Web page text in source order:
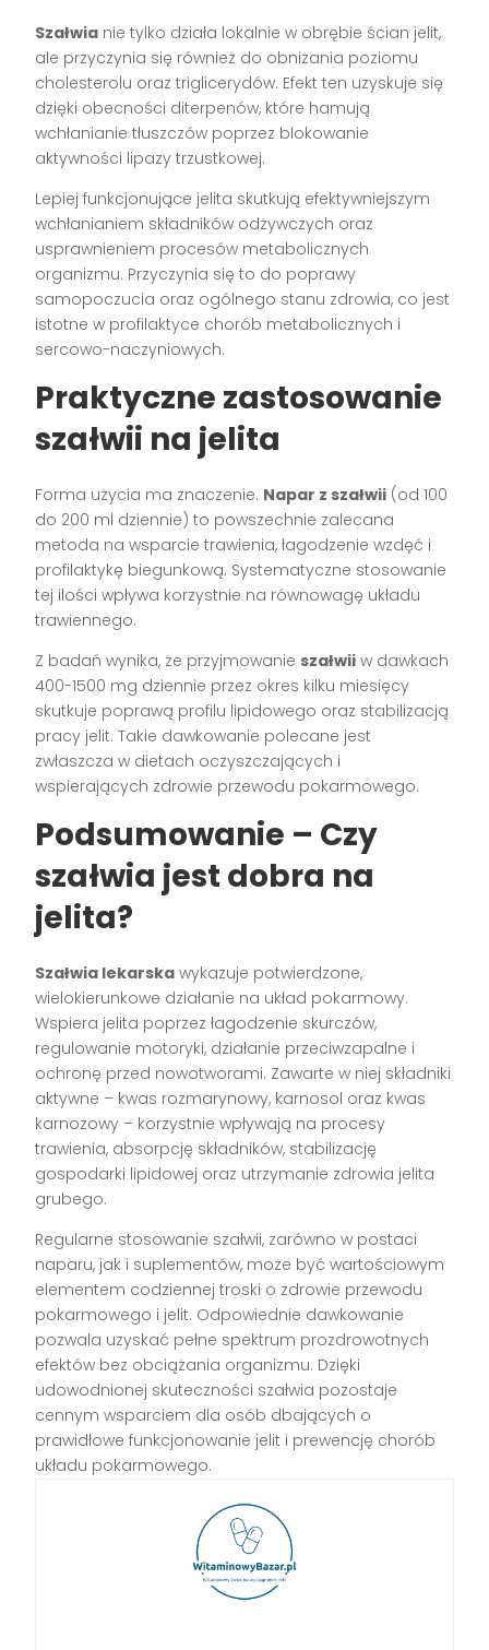
Szałwia nie tylko działa lokalnie w obrębie ścian jelit,
ale przyczynia się również do obniżania poziomu
cholesterolu oraz triglicerydów. Efekt ten uzyskuje się
dzięki obecności diterpenów, które hamują
wchłanianie tłuszczów poprzez blokowanie
aktywności lipazy trzustkowej.
Lepiej funkcjonujące jelita skutkują efektywniejszym
wchłanianiem składników odżywczych oraz
usprawnieniem procesów metabolicznych
organizmu. Przyczynia się to do poprawy
samopoczucia oraz ogólnego stanu zdrowia, co jest
istotne w profilaktyce chorób metabolicznych i
sercowo-naczyniowych.
Praktyczne zastosowanie
szałwii na jelita
Forma użycia ma znaczenie. Napar z szałwii (od 100
do 200 ml dziennie) to powszechnie zalecana
metoda na wsparcie trawienia, łagodzenie wzdęć i
profilaktykę biegunkową. Systematyczne stosowanie
tej ilości wpływa korzystnie na równowagę układu
trawiennego.
Z badań wynika, że przyjmowanie szałwii w dawkach
400-1500 mg dziennie przez okres kilku miesięcy
skutkuje poprawą profilu lipidowego oraz stabilizacją
pracy jelit. Takie dawkowanie polecane jest
zwłaszcza w dietach oczyszczających i
wspierających zdrowie przewodu pokarmowego.
Podsumowanie – Czy
szałwia jest dobra na
jelita?
Szałwia lekarska wykazuje potwierdzone,
wielokierunkowe działanie na układ pokarmowy.
Wspiera jelita poprzez łagodzenie skurczów,
regulowanie motoryki, działanie przeciwzapalne i
ochronę przed nowotworami. Zawarte w niej składniki
aktywne – kwas rozmarynowy, karnosol oraz kwas
karnozowy – korzystnie wpływają na procesy
trawienia, absorpcję składników, stabilizację
gospodarki lipidowej oraz utrzymanie zdrowia jelita
grubego.
Regularne stosowanie szałwii, zarówno w postaci
naparu, jak i suplementów, może być wartościowym
elementem codziennej troski o zdrowie przewodu
pokarmowego i jelit. Odpowiednie dawkowanie
pozwala uzyskać pełne spektrum prozdrowotnych
efektów bez obciążania organizmu. Dzięki
udowodnionej skuteczności szałwia pozostaje
cennym wsparciem dla osób dbających o
prawidłowe funkcjonowanie jelit i prewencję chorób
układu pokarmowego.